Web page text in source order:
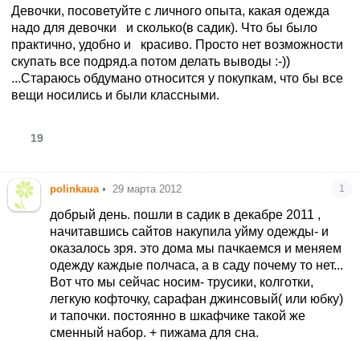
Девочки, посоветуйте с личного опыта, какая одежда
надо для девочки и сколько(в садик). Что бы было
практично, удобно и красиво. Просто нет возможности
скупать все подряд.а потом делать выводы :-))
...Стараюсь обдумано относится у покупкам, что бы все
вещи носились и были классными.
19
polinkaua • 29 марта 2012 1
добрый день. пошли в садик в декабре 2011 ,
начитавшись сайтов накупила уйму одежды- и
оказалось зря. это дома мы пачкаемся и меняем
одежду каждые полчаса, а в саду почему то нет...
Вот что мы сейчас носим- трусики, колготки,
легкую кофточку, сарафан джинсовый( или юбку)
и тапочки. постоянно в шкафчике такой же
сменный набор. + пижама для сна.